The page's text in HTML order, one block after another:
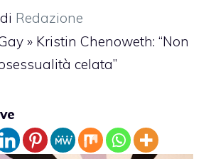
di Redazione
» Kristin Chenoweth: “Non
celata”